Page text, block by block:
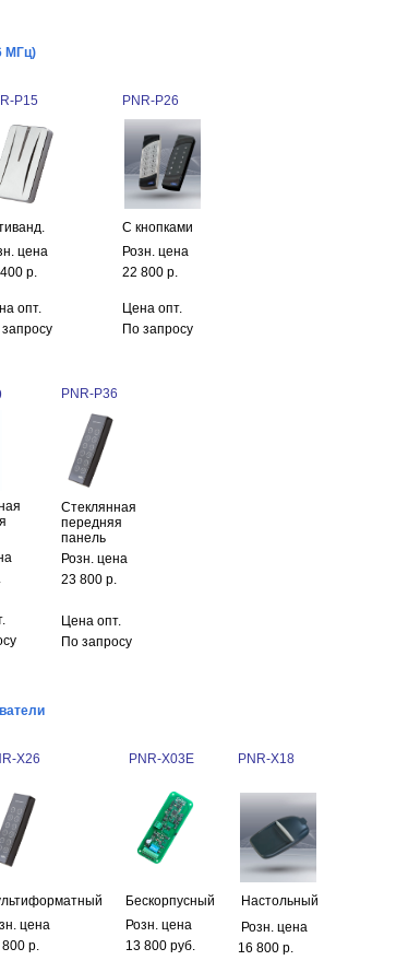
МГц)
P15 PNR-P26
С кнопками
цена
р.
опт.
Розн. цена
22 800 р.
Цена опт.
По запросу
PNR-P36
Стеклянная
передняя
панель
Розн. цена
23 800 р.
Цена опт.
По запросу
X26 PNR-X03E PNR-X18
Бескорпусный
Настольный
цена
р.
Розн. цена
13 800 руб.
Розн. цена
16 800 р.